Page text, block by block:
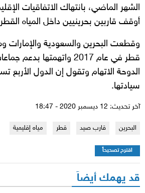
الشهر الماضي، بانتهاك الاتفاقيات
أوقف قاربين بحرينيين داخل المياه
وقطعت البحرين والسعودية والإمارات
قطر في عام 2017 واتهمتها
الدوحة الاتهام وتقول إن الدول الأربع
سيادتها.
آخر تحديث: 12 ديسمبر 2020 - 18:47
البحرين قارب صيد قطر مياه إقليمية
اقترح تصحيحاً
قد يهمك أيضاً